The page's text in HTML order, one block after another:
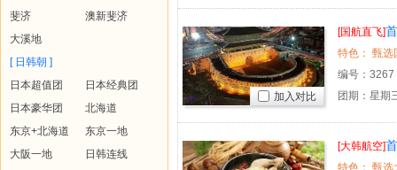
斐济
澳新斐济
大溪地
[ 日韩朝 ]
日本超值团
日本经典团
日本豪华团
北海道
东京+北海道
东京一地
大阪一地
日韩连线
[国航直飞]
编号： 3267
团期：星期
加入对比
[大韩航空]